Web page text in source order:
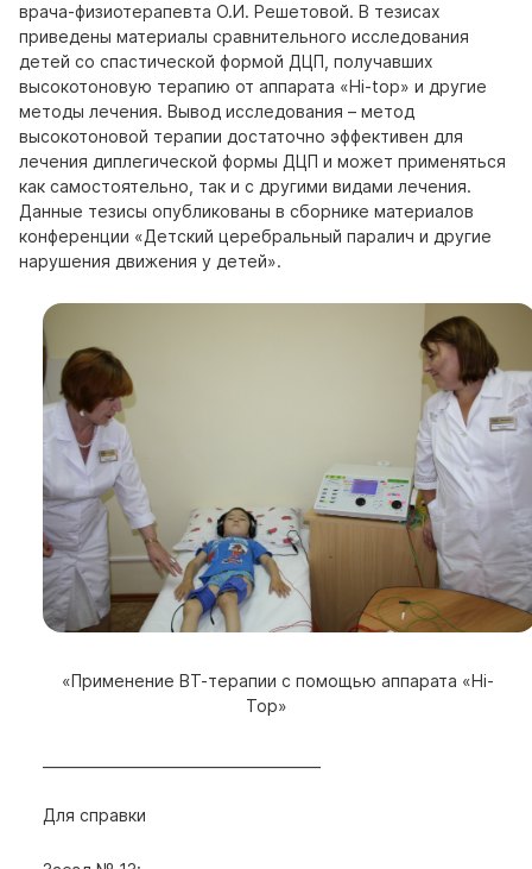
врача-физиотерапевта О.И. Решетовой. В тезисах
приведены материалы сравнительного исследования
детей со спастической формой ДЦП, получавших
высокотоновую терапию от аппарата «Hi-top» и другие
методы лечения. Вывод исследования – метод
высокотоновой терапии достаточно эффективен для
лечения диплегической формы ДЦП и может применяться
как самостоятельно, так и с другими видами лечения.
Данные тезисы опубликованы в сборнике материалов
конференции «Детский церебральный паралич и другие
нарушения движения у детей».
«Применение ВТ-терапии с помощью аппарата «Hi-
Top»
Для справки